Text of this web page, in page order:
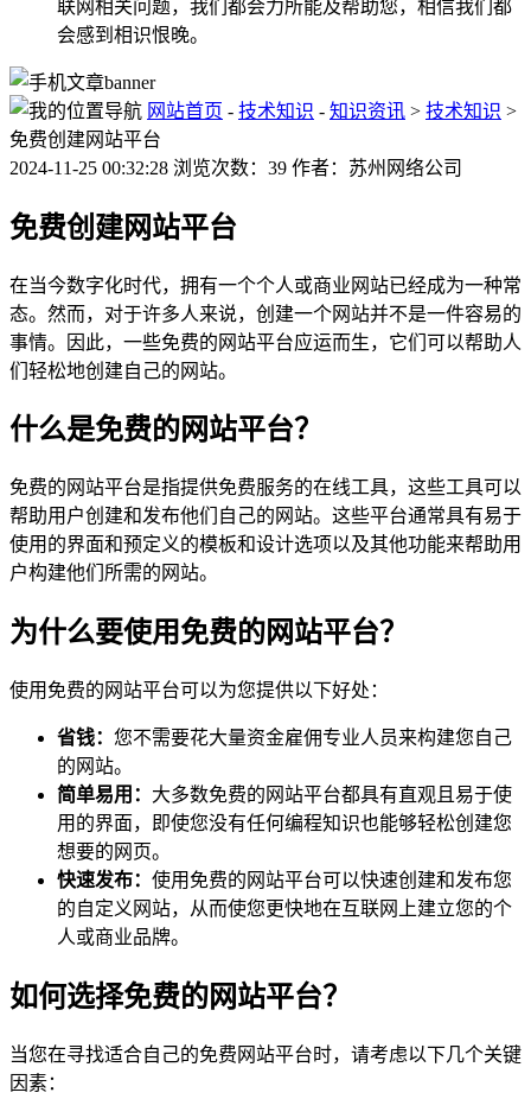
联网相关问题，我们都会力所能及帮助您，相信我们都
会感到相识恨晚。
网站首页 - 技术知识 - 知识资讯 > 技术知识 >
免费创建网站平台
2024-11-25 00:32:28 浏览次数：39 作者：苏州网络公司
免费创建网站平台
在当今数字化时代，拥有一个个人或商业网站已经成为一种常
态。然而，对于许多人来说，创建一个网站并不是一件容易的
事情。因此，一些免费的网站平台应运而生，它们可以帮助人
们轻松地创建自己的网站。
什么是免费的网站平台？
免费的网站平台是指提供免费服务的在线工具，这些工具可以
帮助用户创建和发布他们自己的网站。这些平台通常具有易于
使用的界面和预定义的模板和设计选项以及其他功能来帮助用
户构建他们所需的网站。
为什么要使用免费的网站平台？
使用免费的网站平台可以为您提供以下好处：
省钱： 您不需要花大量资金雇佣专业人员来构建您自己
的网站。
简单易用： 大多数免费的网站平台都具有直观且易于使
用的界面，即使您没有任何编程知识也能够轻松创建您
想要的网页。
快速发布： 使用免费的网站平台可以快速创建和发布您
的自定义网站，从而使您更快地在互联网上建立您的个
人或商业品牌。
如何选择免费的网站平台？
当您在寻找适合自己的免费网站平台时，请考虑以下几个关键
因素：